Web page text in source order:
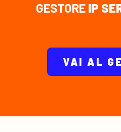
GESTORE IP
VAI AL